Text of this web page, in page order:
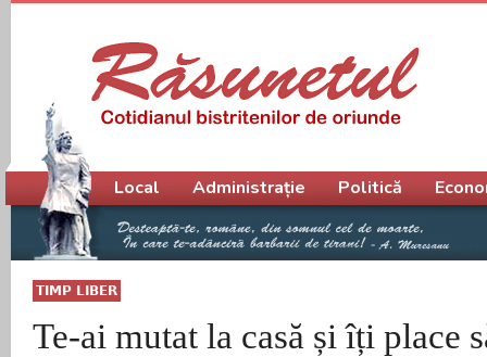
TIMP LIBER
Te-ai mutat la casă și îți place
Meniu principal
Local Administrație Politică